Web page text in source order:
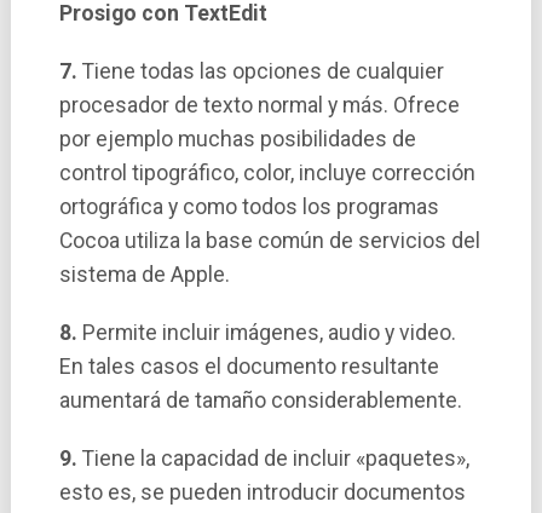
Prosigo con TextEdit
7. Tiene todas las opciones de cualquier
procesador de texto normal y más. Ofrece
por ejemplo muchas posibilidades de
control tipográfico, color, incluye corrección
ortográfica y como todos los programas
Cocoa utiliza la base común de servicios del
sistema de Apple.
8. Permite incluir imágenes, audio y video.
En tales casos el documento resultante
aumentará de tamaño considerablemente.
9. Tiene la capacidad de incluir «paquetes»,
esto es, se pueden introducir documentos